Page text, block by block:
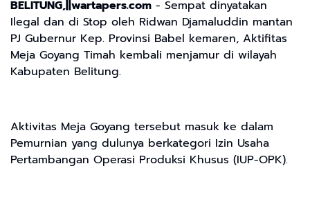
BELITUNG,||wartapers.com - Sempat dinyatakan
Ilegal dan di Stop oleh Ridwan Djamaluddin mantan
PJ Gubernur Kep. Provinsi Babel kemaren, Aktifitas
Meja Goyang Timah kembali menjamur di wilayah
Kabupaten Belitung.
Aktivitas Meja Goyang tersebut masuk ke dalam
Pemurnian yang dulunya berkategori Izin Usaha
Pertambangan Operasi Produksi Khusus (IUP-OPK).